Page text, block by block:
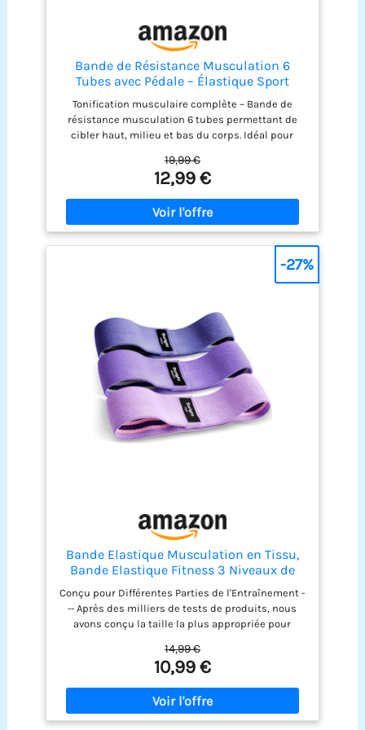
Bande de Résistance Musculation 6
Tubes avec Pédale – Élastique Sport
Maison Fitness, Extenseur Élastique avec
Poignées Antidérapantes pour
Abdominaux et Entraînement Complet
(Violet, 6 Tubes)
Tonification musculaire complète – Bande de
résistance musculation 6 tubes permettant de
cibler haut, milieu et bas du corps. Idéal pour
maison. Équipement compact pour sport maison
– Conçu pour remplacer les machines
encombrantes, ce resistance band avec pédale et
poignées texturées s’utilise partout sans besoin
d’espace dédié. Confort et sécurité – Mousse
antidérapante intégrée aux poignées et pédales,
dans un sac de sport ou une valise, parfait pour
l’entraînement en voyage, à domicile ou en salle.
Matériau résistant et durable – Fabriqué en latex
haute élasticité, ce extenseur élastique sport
conserve sa tension même après des
entraînements prolongés.
19,99 €
12,99 €
Bande Elastique Musculation en Tissu,
Bande Elastique Fitness 3 Niveaux de
Force, Elastique Sport pour Le
Yoga/Pilates/Fitness/Squats/Pont
fessiers (Lavande, Violet, Violet foncé)
Conçu pour Différentes Parties de l'Entraînement -
-- Après des milliers de tests de produits, nous
avons conçu la taille la plus appropriée pour
choix parfait pour améliorer le fessier, augmenter
l'endurance musculaire et modifier les jambes.
Convient à tous --- 3 bande elastique musculation
3 niveaux pour un réglage facile de l'intensité
d'entraînement. Que vous soyez un athlète
14,99 €
10,99 €
-27%